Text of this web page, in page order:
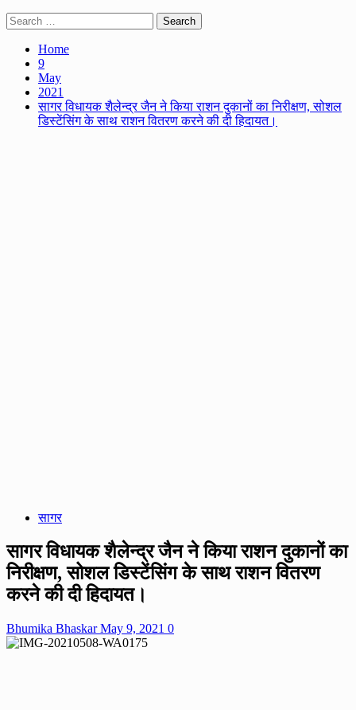
Search
for:
Home
9
May
2021
सागर विधायक शैलेन्द्र जैन ने किया राशन दुकानों का निरीक्षण, सोशल
डिस्टेंसिंग के साथ राशन वितरण करने की दी हिदायत।
सागर
सागर विधायक शैलेन्द्र जैन ने किया राशन दुकानों का
निरीक्षण, सोशल डिस्टेंसिंग के साथ राशन वितरण
करने की दी हिदायत।
Bhumika BhaskarMay 9, 2021 0